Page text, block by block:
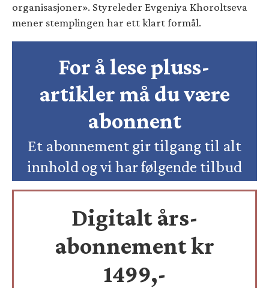
organisasjoner». Styreleder Evgeniya Khoroltseva
mener stemplingen har ett klart formål.
For å lese pluss-
artikler må du være
abonnent
Et abonnement gir tilgang til alt
innhold og vi har følgende tilbud
Digitalt års-
abonnement kr
1499,-